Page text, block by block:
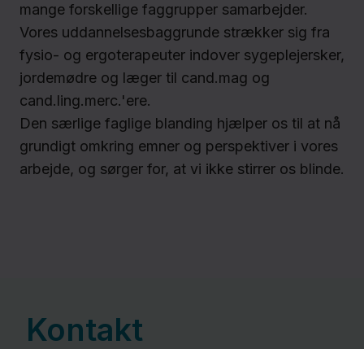
mange forskellige faggrupper samarbejder.
Vores uddannelsesbaggrunde strækker sig fra
fysio- og ergoterapeuter indover sygeplejersker,
jordemødre og læger til cand.mag og
cand.ling.merc.'ere.
Den særlige faglige blanding hjælper os til at nå
grundigt omkring emner og perspektiver i vores
arbejde, og sørger for, at vi ikke stirrer os blinde.
Kontakt